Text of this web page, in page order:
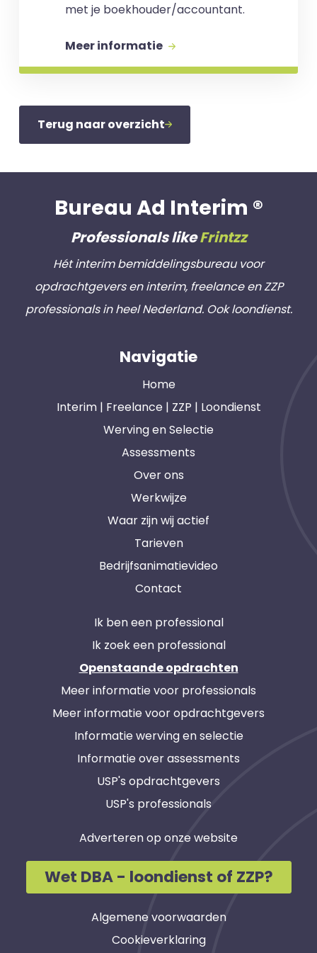
met je boekhouder/accountant.
Meer informatie
Terug naar overzicht
Bureau Ad Interim ®
Professionals likeFrintzz
Hét interim bemiddelingsbureau voor
opdrachtgevers en interim, freelance en ZZP
professionals in heel Nederland. Ook loondienst.
Navigatie
Home
Interim | Freelance | ZZP | Loondienst
Werving en Selectie
Assessments
Over ons
Werkwijze
Waar zijn wij actief
Tarieven
Bedrijfsanimatievideo
Contact
Ik ben een professional
Ik zoek een professional
Openstaande opdrachten
Meer informatie voor professionals
Meer informatie voor opdrachtgevers
Informatie werving en selectie
Informatie over assessments
USP's opdrachtgevers
USP's professionals
Adverteren op onze website
Wet DBA - loondienst of ZZP?
Algemene voorwaarden
Cookieverklaring